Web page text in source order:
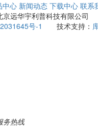
中心 新闻动态 下载中心 联系
远华宇利普科技有限公司
号-1 技术支持：
务热线